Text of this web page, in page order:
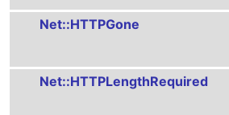
Net::HTTPGone
Net::HTTPLengthRequired